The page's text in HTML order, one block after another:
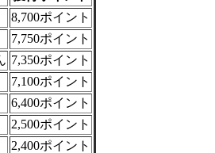
8,700ポイント
7,750ポイント
7,350ポイント
7,100ポイント
6,400ポイント
2,500ポイント
2,400ポイント